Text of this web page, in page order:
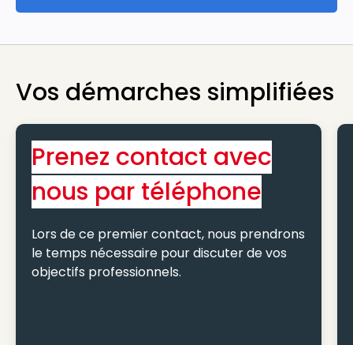
Vos démarches simplifiées
Prenez contact avec
nous par téléphone
Lors de ce premier contact, nous prendrons
le temps nécessaire pour discuter de vos
objectifs professionnels.